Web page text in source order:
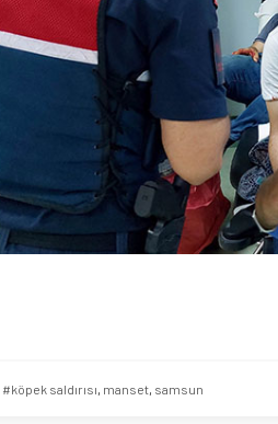
#köpek saldırısı, manset, samsun